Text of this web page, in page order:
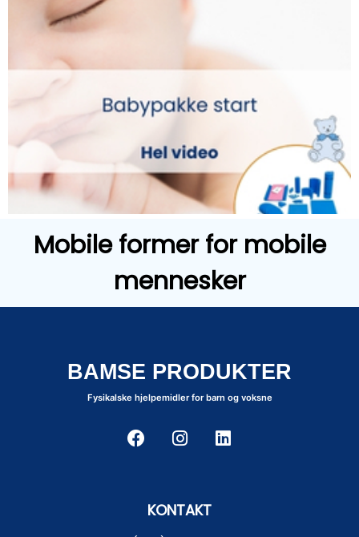
Mobile former for mobile
mennesker
BAMSE PRODUKTER
Fysikalske hjelpemidler for barn og voksne
KONTAKT